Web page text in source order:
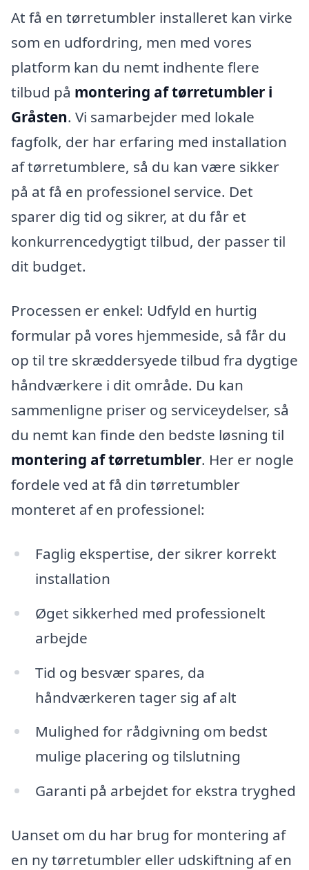
At få en tørretumbler installeret kan virke
som en udfordring, men med vores
platform kan du nemt indhente flere
tilbud på montering af tørretumbler i
Gråsten. Vi samarbejder med lokale
fagfolk, der har erfaring med installation
af tørretumblere, så du kan være sikker
på at få en professionel service. Det
sparer dig tid og sikrer, at du får et
konkurrencedygtigt tilbud, der passer til
dit budget.
Processen er enkel: Udfyld en hurtig
formular på vores hjemmeside, så får du
op til tre skræddersyede tilbud fra dygtige
håndværkere i dit område. Du kan
sammenligne priser og serviceydelser, så
du nemt kan finde den bedste løsning til
montering af tørretumbler. Her er nogle
fordele ved at få din tørretumbler
monteret af en professionel:
Faglig ekspertise, der sikrer korrekt
installation
Øget sikkerhed med professionelt
arbejde
Tid og besvær spares, da
håndværkeren tager sig af alt
Mulighed for rådgivning om bedst
mulige placering og tilslutning
Garanti på arbejdet for ekstra tryghed
Uanset om du har brug for montering af
en ny tørretumbler eller udskiftning af en